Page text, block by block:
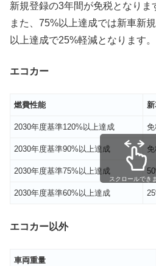
新規登録の3年間が免税となりま
また、75%以上達成では新車新
以上達成で25%軽減となります。
エコカー
燃費性能
2030年度基準120%以上達成
2030年度基準90%以上達成
2030年度基準75%以上達成
2030年度基準60%以上達成
スクロールでき
エコカー以外
車両重量